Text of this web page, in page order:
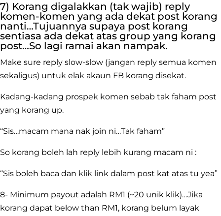
7) Korang digalakkan (tak wajib) reply
komen-komen yang ada dekat post korang
nanti…Tujuannya supaya post korang
sentiasa ada dekat atas group yang korang
post…So lagi ramai akan nampak.
Make sure reply slow-slow (jangan reply semua komen
sekaligus) untuk elak akaun FB korang disekat.
Kadang-kadang prospek komen sebab tak faham post
yang korang up.
“Sis…macam mana nak join ni…Tak faham”
So korang boleh lah reply lebih kurang macam ni :
“Sis boleh baca dan klik link dalam post kat atas tu yea”
8- Minimum payout adalah RM1 (~20 unik klik)…Jika
korang dapat below than RM1, korang belum layak